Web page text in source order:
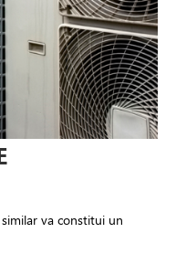
va constitui un